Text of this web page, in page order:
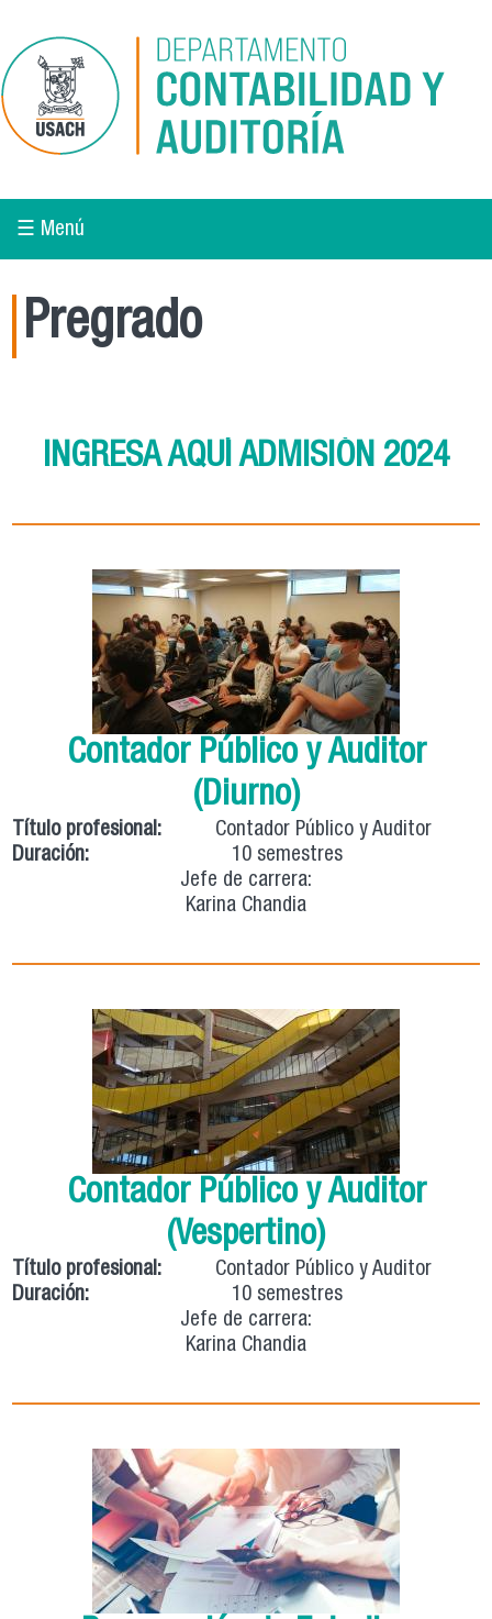
☰ Menú
Pregrado
INGRESA AQUÍ ADMISIÓN 2024
Contador Público y Auditor
(Diurno)
Título profesional:
Contador Público y Auditor
Duración:
10 semestres
Jefe de carrera:
Karina Chandia
Contador Público y Auditor
(Vespertino)
Título profesional:
Contador Público y Auditor
Duración:
10 semestres
Jefe de carrera:
Karina Chandia